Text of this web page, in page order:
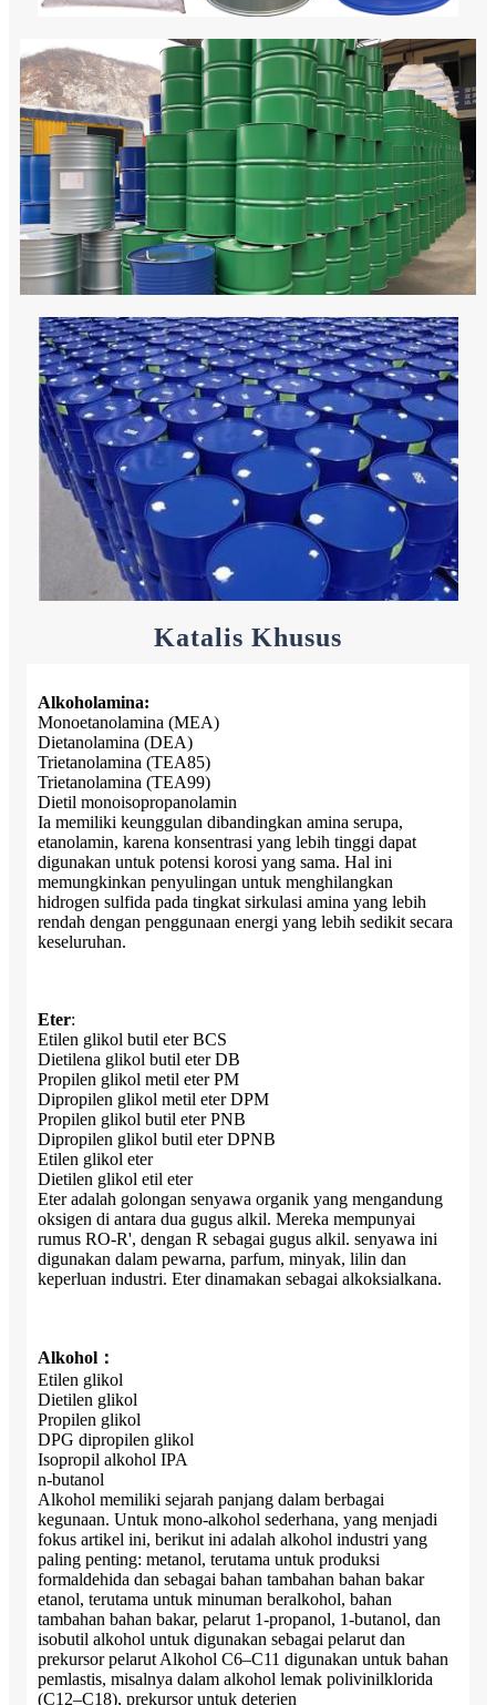
Katalis Khusus
Alkoholamina:
Monoetanolamina (MEA)
Dietanolamina (DEA)
Trietanolamina (TEA85)
Trietanolamina (TEA99)
Dietil monoisopropanolamin
Ia memiliki keunggulan dibandingkan amina serupa,
etanolamin, karena konsentrasi yang lebih tinggi dapat
digunakan untuk potensi korosi yang sama. Hal ini
memungkinkan penyulingan untuk menghilangkan
hidrogen sulfida pada tingkat sirkulasi amina yang lebih
rendah dengan penggunaan energi yang lebih sedikit secara
keseluruhan.
Eter:
Etilen glikol butil eter BCS
Dietilena glikol butil eter DB
Propilen glikol metil eter PM
Dipropilen glikol metil eter DPM
Propilen glikol butil eter PNB
Dipropilen glikol butil eter DPNB
Etilen glikol eter
Dietilen glikol etil eter
Eter adalah golongan senyawa organik yang mengandung
oksigen di antara dua gugus alkil. Mereka mempunyai
rumus RO-R', dengan R sebagai gugus alkil. senyawa ini
digunakan dalam pewarna, parfum, minyak, lilin dan
keperluan industri. Eter dinamakan sebagai alkoksialkana.
Alkohol：
Etilen glikol
Dietilen glikol
Propilen glikol
DPG dipropilen glikol
Isopropil alkohol IPA
n-butanol
Alkohol memiliki sejarah panjang dalam berbagai
kegunaan. Untuk mono-alkohol sederhana, yang menjadi
fokus artikel ini, berikut ini adalah alkohol industri yang
paling penting: metanol, terutama untuk produksi
formaldehida dan sebagai bahan tambahan bahan bakar
etanol, terutama untuk minuman beralkohol, bahan
tambahan bahan bakar, pelarut 1-propanol, 1-butanol, dan
isobutil alkohol untuk digunakan sebagai pelarut dan
prekursor pelarut Alkohol C6–C11 digunakan untuk bahan
pemlastis, misalnya dalam alkohol lemak polivinilklorida
(C12–C18), prekursor untuk deterjen